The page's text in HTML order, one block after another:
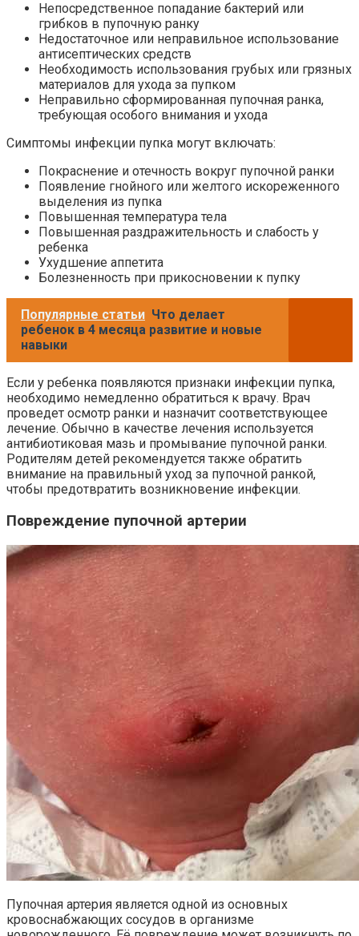
Непосредственное попадание бактерий или
грибков в пупочную ранку
Недостаточное или неправильное использование
антисептических средств
Необходимость использования грубых или грязных
материалов для ухода за пупком
Неправильно сформированная пупочная ранка,
требующая особого внимания и ухода
Симптомы инфекции пупка могут включать:
Покраснение и отечность вокруг пупочной ранки
Появление гнойного или желтого искореженного
выделения из пупка
Повышенная температура тела
Повышенная раздражительность и слабость у
ребенка
Ухудшение аппетита
Болезненность при прикосновении к пупку
Популярные статьи Что делает
ребенок в 4 месяца развитие и новые
навыки
Если у ребенка появляются признаки инфекции пупка,
необходимо немедленно обратиться к врачу. Врач
проведет осмотр ранки и назначит соответствующее
лечение. Обычно в качестве лечения используется
антибиотиковая мазь и промывание пупочной ранки.
Родителям детей рекомендуется также обратить
внимание на правильный уход за пупочной ранкой,
чтобы предотвратить возникновение инфекции.
Повреждение пупочной артерии
Пупочная артерия является одной из основных
кровоснабжающих сосудов в организме